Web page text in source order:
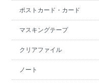
ポストカード・カード
マスキングテープ
クリアファイル
ノート